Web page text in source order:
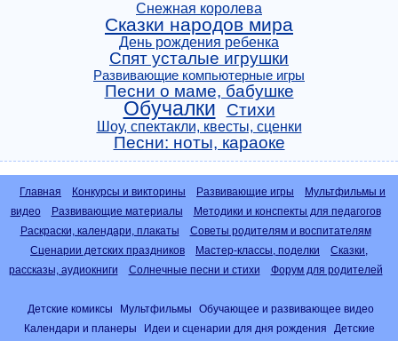
Снежная королева
Сказки народов мира
День рождения ребенка
Спят усталые игрушки
Развивающие компьютерные игры
Песни о маме, бабушке
Обучалки Стихи
Шоу, спектакли, квесты, сценки
Песни: ноты, караоке
Главная Конкурсы и викторины Развивающие игры
Мультфильмы и
видео
Развивающие материалы
Методики и конспекты для педагогов
Раскраски, календари, плакаты
Советы родителям и воспитателям
Сценарии детских праздников
Мастер-классы, поделки
Сказки,
рассказы, аудиокниги
Солнечные песни и стихи Форум для родителей
Детские комиксы Мультфильмы
Обучающее и развивающее видео
Календари и планеры
Идеи и сценарии для дня рождения
Детские